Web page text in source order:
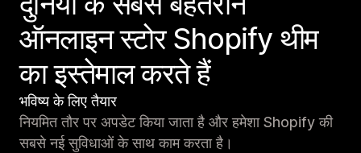
ऑनलाइन स्टोर Shopify थीम
का इस्तेमाल करते हैं
भविष्य के लिए तैयार
नियमित तौर पर अपडेट किया जाता है और हमेशा Shopify की
सबसे नई सुविधाओं के साथ काम करता है।